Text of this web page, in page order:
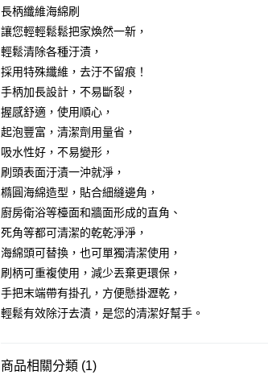
便利好安心！
１．簡單：不需註冊會員、不需綁卡、不需儲值。
２．便利：只要手機號碼，簡訊認證，即可結帳。
３．安心：先確認商品／服務後，再付款。
【「AFTEE先享後付」結帳流程】
１．於結帳方式選擇「AFTEE先享後付」後，將跳轉至「
付」結帳頁面，進行簡訊認證並確認金額後，即可完成結帳。
２．訂單成立數日內，您將收到繳費通知簡訊。
３．收到繳費通知簡訊後14天內，點擊此簡訊中的連結，可透
／ATM／網路銀行／等多元方式進行付款，方視為交易完成。
※ 請注意：結帳手續完成當下不需立刻繳費，但若您需要取
絡購買商品的店家。未經商家同意取消之訂單仍視為有效，需
先享後付繳納相關費用。
※ 交易是否成功請以「AFTEE先享後付 」之結帳頁面顯示為
付客戶支援中心」https://netprotections.freshdesk.com/
【注意事項】
１．透過由恩沛科技股份有限公司提供之「AFTEE先享後付」
交易，需依本服務之必要範圍內提供個人資料，並將交易相關
求債權轉讓予恩沛科技股份有限公司。
「AFTEE先享後付」，若未經同意申辦者引起之損失，本公司
運送方式
全家取貨付款
每筆NT$60，滿NT$499(含以上)免運費
7-11取貨付款
7-11取貨(快速到店)
每筆NT$115
宅配
每筆NT$100，滿NT$799(含以上)免運費
離島宅配
每筆NT$150
長柄纖維海綿刷
讓您輕輕鬆鬆把家煥然一新，
輕鬆清除各種汙漬，
採用特殊纖維，去汙不留痕！
手柄加長設計，不易斷裂，
握感舒適，使用順心，
起泡豐富，清潔劑用量省，
吸水性好，不易變形，
刷頭表面汙漬一沖就淨，
橢圓海綿造型，貼合細縫邊角，
廚房衛浴等檯面和牆面形成的直角、
死角等都可清潔的乾乾淨淨，
海綿頭可替換，也可單獨清潔使用，
刷柄可重複使用，減少丟棄更環保，
手把末端帶有掛孔，方便懸掛瀝乾，
輕鬆有效除汙去漬，是您的清潔好幫手。
商品相關分類 (1)